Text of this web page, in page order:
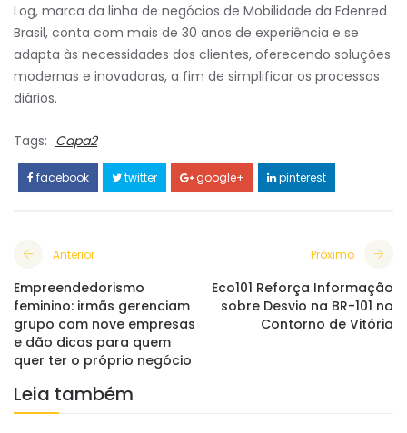
Log, marca da linha de negócios de Mobilidade da Edenred
Brasil, conta com mais de 30 anos de experiência e se
adapta às necessidades dos clientes, oferecendo soluções
modernas e inovadoras, a fim de simplificar os processos
diários.
Tags: Capa2
facebook twitter google+ pinterest
Anterior
Empreendedorismo
feminino: irmãs gerenciam
grupo com nove empresas
e dão dicas para quem
quer ter o próprio negócio
Próximo
Eco101 Reforça Informação
sobre Desvio na BR-101 no
Contorno de Vitória
Leia também